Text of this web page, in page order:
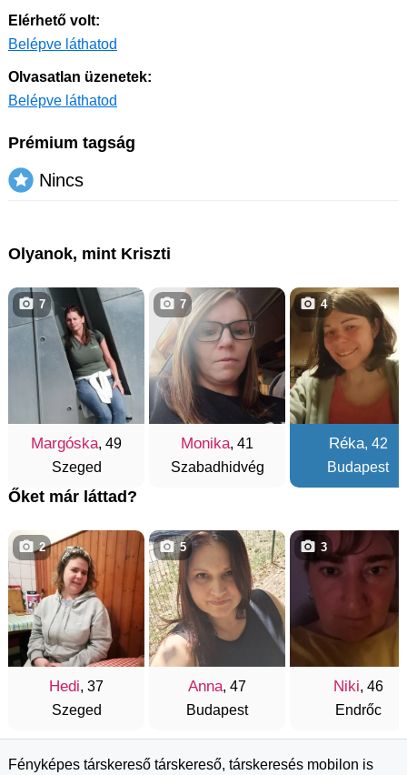
Elérhető volt:
Belépve láthatod
Olvasatlan üzenetek:
Belépve láthatod
Prémium tagság
Nincs
Olyanok, mint Kriszti
Margóska, 49
Szeged
7
Monika, 41
Szabadhidvég
7
Réka, 42
Budapest
4
Őket már láttad?
Hedi, 37
Szeged
2
Anna, 47
Budapest
5
Niki, 46
Endrőc
3
Fényképes társkereső társkereső, társkeresés mobilon is